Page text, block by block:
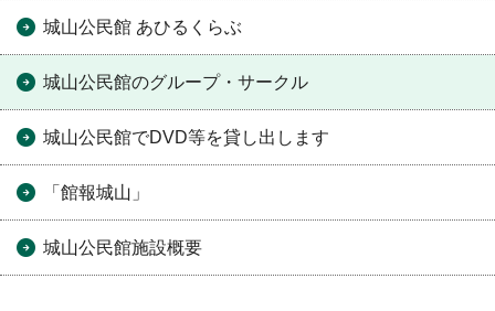
城山公民館 あひるくらぶ
城山公民館のグループ・サークル
城山公民館でDVD等を貸し出します
「館報城山」
城山公民館施設概要